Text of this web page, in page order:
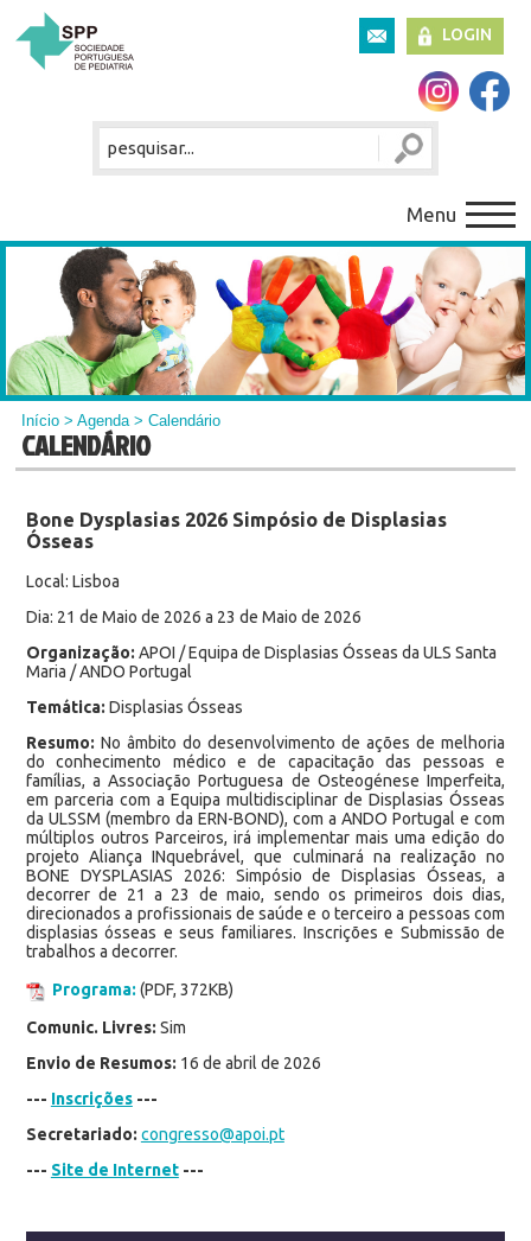
LOGIN
Menu
Início >Agenda> Calendário
CALENDÁRIO
Bone Dysplasias 2026 Simpósio de Displasias
Ósseas
Local: Lisboa
Dia: 21 de Maio de 2026 a 23 de Maio de 2026
Organização: APOI / Equipa de Displasias Ósseas da ULS Santa
Maria / ANDO Portugal
Temática: Displasias Ósseas
Resumo: No âmbito do desenvolvimento de ações de melhoria
do conhecimento médico e de capacitação das pessoas e
famílias, a Associação Portuguesa de Osteogénese Imperfeita,
em parceria com a Equipa multidisciplinar de Displasias Ósseas
da ULSSM (membro da ERN-BOND), com a ANDO Portugal e com
múltiplos outros Parceiros, irá implementar mais uma edição do
projeto Aliança INquebrável, que culminará na realização no
BONE DYSPLASIAS 2026: Simpósio de Displasias Ósseas, a
decorrer de 21 a 23 de maio, sendo os primeiros dois dias,
direcionados a profissionais de saúde e o terceiro a pessoas com
displasias ósseas e seus familiares. Inscrições e Submissão de
trabalhos a decorrer.
Programa: (PDF, 372KB)
Comunic. Livres: Sim
Envio de Resumos: 16 de abril de 2026
--- Inscrições---
Secretariado: congresso@apoi.pt
--- Site de Internet---